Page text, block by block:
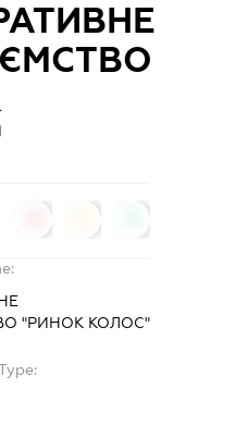
"РИНОК КОЛОС"